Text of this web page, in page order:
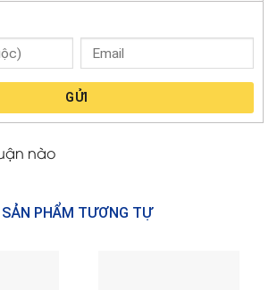
GỬI
nào
SẢN PHẨM TƯƠNG TỰ